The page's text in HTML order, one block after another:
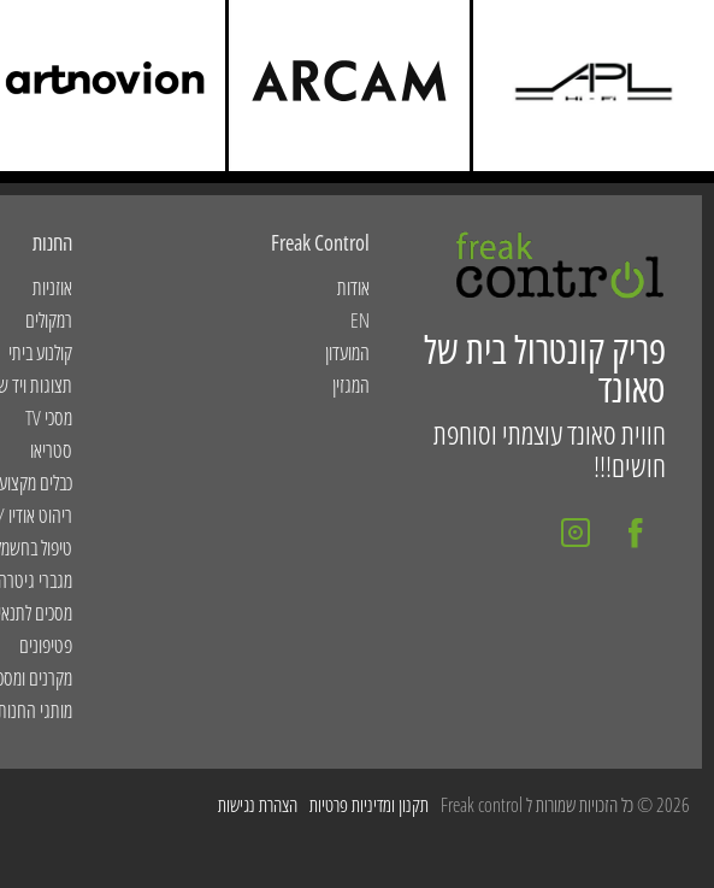
פריק קונטרול בית של
סאונד
חווית סאונד עוצמתי וסוחפת
חושים!!!
Freak Control
אודות
EN
המועדון
המגזין
החנות
אוזניות
רמקולים
קולנוע ביתי
תצוגות ויד
מסכי TV
סטריאו
כבלים
ריהוט
טיפול
מגברי גיטרה MAGNATONE
מסכים
פטיפונים
מקרנים
מותגי
2026 © כל הזכויות שמורות ל Freak control תקנון ומדיניות פרטיות הצהרת נגישות